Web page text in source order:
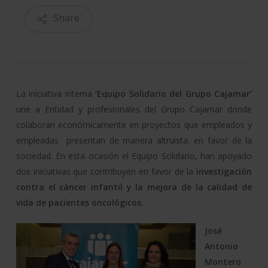
Share
La iniciativa interna‘Equipo Solidario del Grupo Cajamar’
une a Entidad y profesionales del Grupo Cajamar donde
colaboran económicamente en proyectos que empleados y
empleadas presentan de manera altruista, en favor de la
sociedad. En esta ocasión el Equipo Solidario, han apoyado
dos iniciativas que contribuyen en favor de la investigación
contra el cáncer infantil y la mejora de la calidad de
vida de pacientes oncológicos.
José
Antonio
Montero